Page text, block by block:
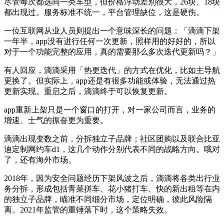
尽管每次都选同一类车型，但价格浮动差别很大，26块、18块
都出现过。服务标准不统一，平台管理缺位，这是硬伤。
一位互联网从业人员则提出一个意味深长的问题：「滴滴下架
一年半，app没有进行任何一次更新，照样用的好好的，所以
对于一个功能完整的应用，真的需要那么多次迭代更新吗？」
有人回应，滴滴采用「热更迭代」的方式在优化，比如主导航
更换了。但实际上，app还是有很多功能或体验，无法通过热
更新实现。重启之后，滴滴终于可以恢复更新。
app重新上架只是一个窗口的打开，对一家公司而言，业务的
增速、士气的振奋更为重要。
滴滴出现变数之前，分拆独立子品牌；社区团购以及联合比亚
迪定制网约车d1，这几个动作分别代表不同的战略方向。哦对
了，还有海外市场。
2018年，因为安全问题经历下架风波之后，滴滴将各类出行业
务分拆，形成包括青菜拼车、花小猪打车、快的新出租等在内
的独立子品牌，瞄准不同细分市场，定位明确，彼此风险隔
离。2021年监管的重锤落下时，这个策略失效。